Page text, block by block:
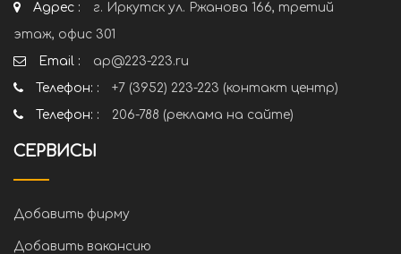
Адрес :
г. Иркутск ул. Ржанова 166, третий
этаж, офис 301
Email :
ap@223-223.ru
Телефон: :
+7 (3952) 223-223 (контакт центр)
Телефон: :
206-788 (реклама на сайте)
СЕРВИСЫ
Добавить фирму
Добавить вакансию